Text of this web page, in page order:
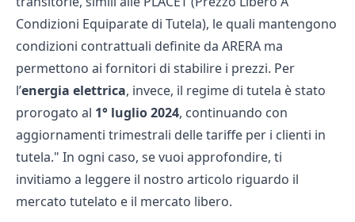
Condizioni Equiparate di Tutela), le quali mantengono
condizioni contrattuali definite da ARERA ma
permettono ai fornitori di stabilire i prezzi. Per
l’energia elettrica, invece, il regime di tutela è stato
prorogato al 1° luglio 2024, continuando con
aggiornamenti trimestrali delle tariffe per i clienti in
tutela." In ogni caso, se vuoi approfondire, ti
invitiamo a leggere il nostro articolo riguardo il
mercato tutelato e il mercato libero.